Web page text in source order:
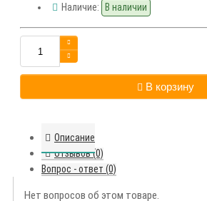
Наличие: В наличии
В корзину
Описание
Отзывов (0)
Вопрос - ответ (0)
Нет вопросов об этом товаре.